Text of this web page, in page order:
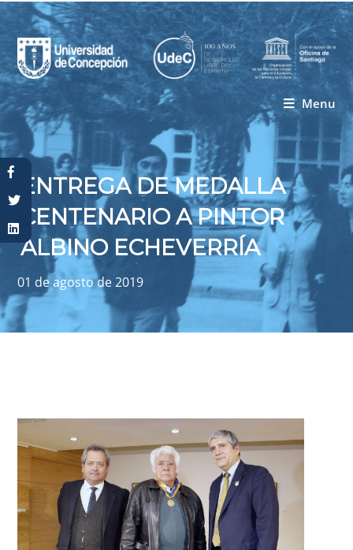
Menu
Usted está aquí
ENTREGA DE MEDALLA
CENTENARIO A PINTOR
ALBINO ECHEVERRÍA
01 de agosto de 2019